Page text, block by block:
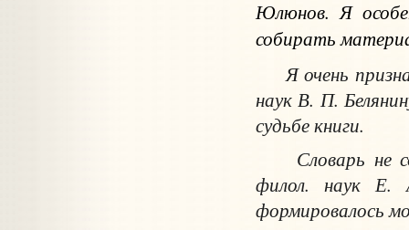
Юлюнов. Я
собирать
Я очень
наук В. П.
судьбе книги.
Словарь не
филол. наук Е.
формировалось